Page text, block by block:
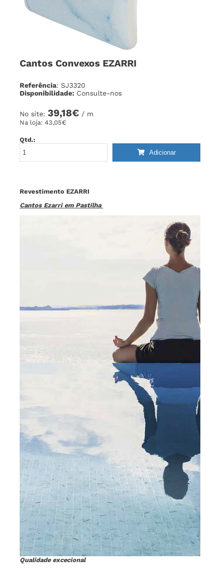
Cantos Convexos EZARRI
Referência: SJ3320
Disponibilidade: Consulte-nos
No site: 39,18€ / m
Na loja: 43,05€
Qtd.:
Adicionar
Revestimento EZARRI
Cantos Ezarri em Pastilha
Qualidade excecional